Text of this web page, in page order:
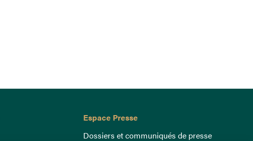
Espace Presse
Dossiers et communiqués de presse